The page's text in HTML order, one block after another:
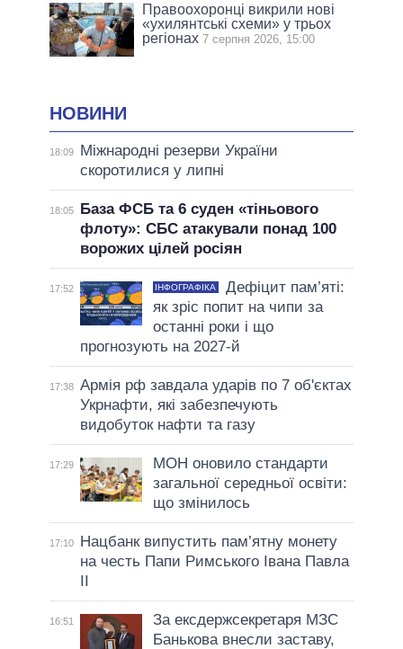
Правоохоронці викрили нові
«ухилянтські схеми» у трьох
регіонах 7 серпня 2026, 15:00
НОВИНИ
18:09
Міжнародні резерви України
скоротилися у липні
18:05
База ФСБ та 6 суден «тіньового
флоту»: СБС атакували понад 100
ворожих цілей росіян
17:52 ІНФОГРАФІКА
Дефіцит пам’яті:
як зріс попит на чипи за
останні роки і що
прогнозують на 2027-й
17:38 Армія рф завдала ударів по 7 об'єктах
Укрнафти, які забезпечують
видобуток нафти та газу
17:29
МОН оновило стандарти
загальної середньої освіти:
що змінилось
17:10
Нацбанк випустить пам’ятну монету
на честь Папи Римського Івана Павла
II
16:51
За ексдержсекретаря МЗС
Банькова внесли заставу,